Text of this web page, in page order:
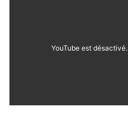
YouTube est désactivé.